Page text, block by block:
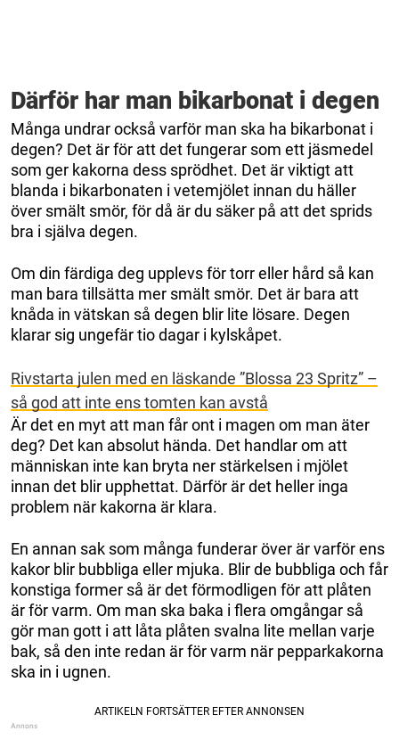
Därför har man bikarbonat i degen
Många undrar också varför man ska ha bikarbonat i
degen? Det är för att det fungerar som ett jäsmedel
som ger kakorna dess sprödhet. Det är viktigt att
blanda i bikarbonaten i vetemjölet innan du häller
över smält smör, för då är du säker på att det sprids
bra i själva degen.
Om din färdiga deg upplevs för torr eller hård så kan
man bara tillsätta mer smält smör. Det är bara att
knåda in vätskan så degen blir lite lösare. Degen
klarar sig ungefär tio dagar i kylskåpet.
Rivstarta julen med en läskande ”Blossa 23 Spritz” –
så god att inte ens tomten kan avstå
Är det en myt att man får ont i magen om man äter
deg? Det kan absolut hända. Det handlar om att
människan inte kan bryta ner stärkelsen i mjölet
innan det blir upphettat. Därför är det heller inga
problem när kakorna är klara.
En annan sak som många funderar över är varför ens
kakor blir bubbliga eller mjuka. Blir de bubbliga och får
konstiga former så är det förmodligen för att plåten
är för varm. Om man ska baka i flera omgångar så
gör man gott i att låta plåten svalna lite mellan varje
bak, så den inte redan är för varm när pepparkakorna
ska in i ugnen.